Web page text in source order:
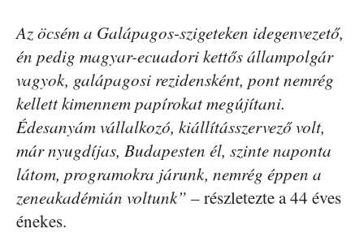
Az öcsém a Galápagos-szigeteken idegenvezető,
én pedig magyar-ecuadori kettős állampolgár
vagyok, galápagosi rezidensként, pont nemrég
kellett kimennem papírokat megújítani.
Édesanyám vállalkozó, kiállításszervező volt,
már nyugdíjas, Budapesten él, szinte naponta
látom, programokra járunk, nemrég éppen a
zeneakadémián voltunk” – részletezte a 44 éves
énekes.